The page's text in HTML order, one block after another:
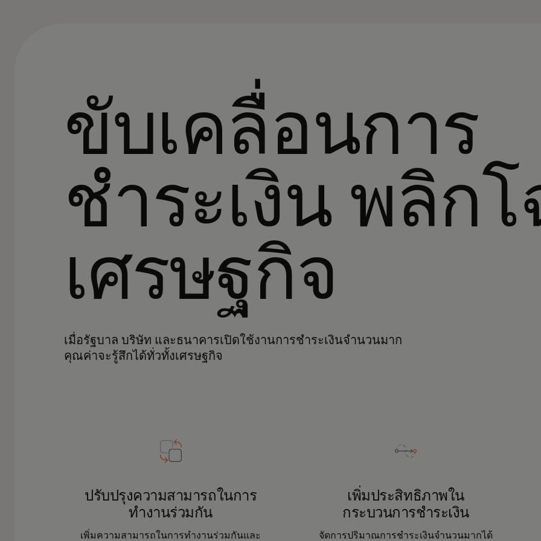
ขับเคลื่อนการ
ชำระเงิน พลิก
เศรษฐกิจ
เมื่อรัฐบาล บริษัท และธนาคารเปิดใช้งานการชำระเงินจำนวนมาก
คุณค่าจะรู้สึกได้ทั่วทั้งเศรษฐกิจ
ปรับปรุงความสามารถในการ
ทำงานร่วมกัน
เพิ่มความสามารถในการทำงานร่วมกันและ
เพิ่มประสิทธิภาพใน
กระบวนการชำระเงิน
จัดการปริมาณการชำระเงินจำนวนมากได้